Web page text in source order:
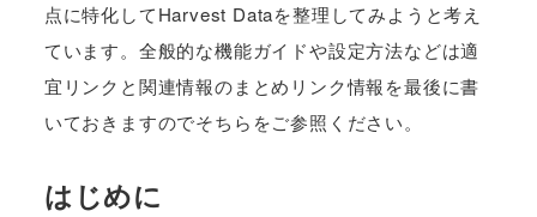
点に特化してHarvest Dataを整理してみようと考え
ています。全般的な機能ガイドや設定方法などは適
宜リンクと関連情報のまとめリンク情報を最後に書
いておきますのでそちらをご参照ください。
はじめに